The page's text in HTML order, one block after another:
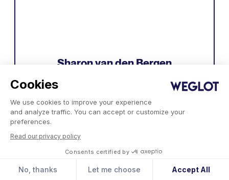
Cookies
We use cookies to improve your experience
and analyze traffic. You can accept or customize your
preferences.
Read our privacy policy
Consents certified by
No, thanks Let me choose Accept All
Sharon van den Bergen
أنا مؤلفة إعلانات هولندية الأصل، ومتخصصة في
مجال ضمان الجودة، وأساعد الشركات في الوصول إلى